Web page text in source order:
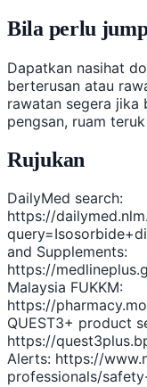
Bila perlu
Dapatkan nasihat
berterusan atau
rawatan segera jika
pengsan, ruam
Rujukan
DailyMed search:
https://
and Supplements:
https://
Malaysia FUKKM:
https://
QUEST3+ product
https://
Alerts: https://
professionals/